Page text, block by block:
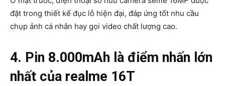
đặt trong thiết kế đục lỗ hiện đại, đáp ứng tốt nhu cầu
chụp ảnh cá nhân hay gọi video chất lượng cao.
4. Pin 8.000mAh là điểm nhấn lớn
nhất của realme 16T